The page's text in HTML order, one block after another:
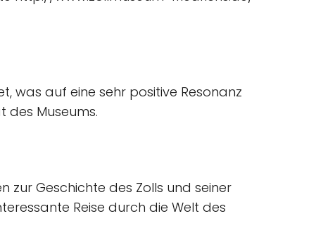
was auf eine sehr positive Resonanz
des Museums.
zur Geschichte des Zolls und seiner
Reise durch die Welt des